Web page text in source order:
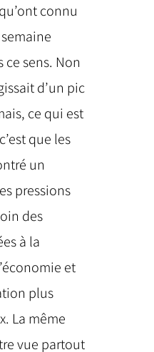
connu
ce sens. Non
d’un pic
ce qui est
que les
un
pressions
des
à la
et
plus
La même
vue partout